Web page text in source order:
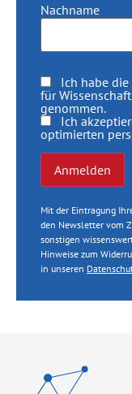
Nachname
Ich habe die
für
genommen.
Ich
optimierten
Mit der Eintragung
den Newsletter vom
sonstigen
Hinweise zum
in unseren